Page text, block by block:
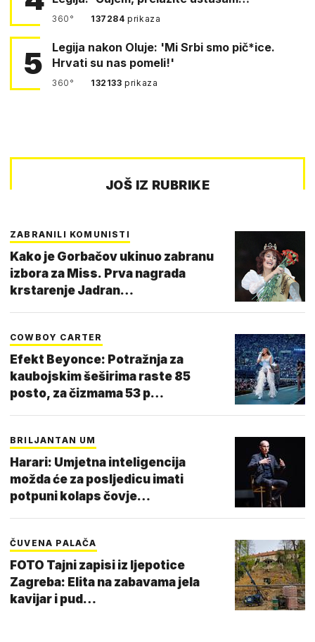
360° 137284prikaza
5
Legija nakon Oluje: 'Mi Srbi smo pič*ice.
Hrvati su nas pomeli!'
360° 132133prikaza
JOŠ IZ RUBRIKE
ZABRANILI KOMUNISTI
Kako je Gorbačov ukinuo zabranu
izbora za Miss. Prva nagrada
krstarenje Jadran…
COWBOY CARTER
Efekt Beyonce: Potražnja za
kaubojskim šeširima raste 85
posto, za čizmama 53 p…
BRILJANTAN UM
Harari: Umjetna inteligencija
možda će za posljedicu imati
potpuni kolaps čovje…
ČUVENA PALAČA
FOTO Tajni zapisi iz ljepotice
Zagreba: Elita na zabavama jela
kavijar i pud…